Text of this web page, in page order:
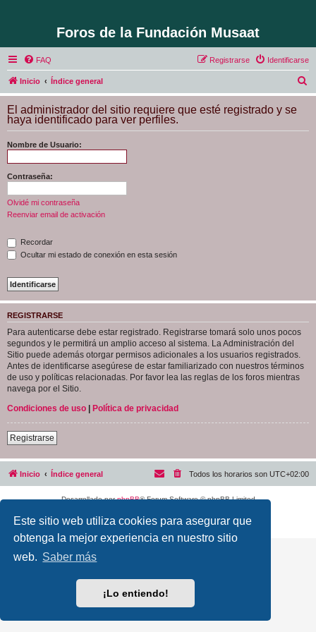
Este sitio web utiliza cookies para asegurar que
obtenga la mejor experiencia en nuestro sitio
web. Saber más
¡Lo entiendo!
Foros de la Fundación Musaat
FAQ Identificarse
Registrarse
Inicio Índice general
u
c
El administrador del sitio requiere que esté registrado y se
haya identificado para ver perfiles.
Nombre de Usuario:
Contraseña:
Olvidé mi contraseña
Reenviar email de activación
Recordar
Ocultar mi estado de conexión en esta sesión
REGISTRARSE
Para autenticarse debe estar registrado. Registrarse tomará solo unos pocos
segundos y le permitirá un amplio acceso al sistema. La Administración del
Sitio puede además otorgar permisos adicionales a los usuarios registrados.
Antes de identificarse asegúrese de estar familiarizado con nuestros términos
de uso y políticas relacionadas. Por favor lea las reglas de los foros mientras
navega por el Sitio.
Condiciones de uso | Política de privacidad
Registrarse
Inicio Índice general Todos los horarios son UTC+02:00
Desarrollado porphpBB® Forum Software © phpBB Limited
Privacidad| Condiciones